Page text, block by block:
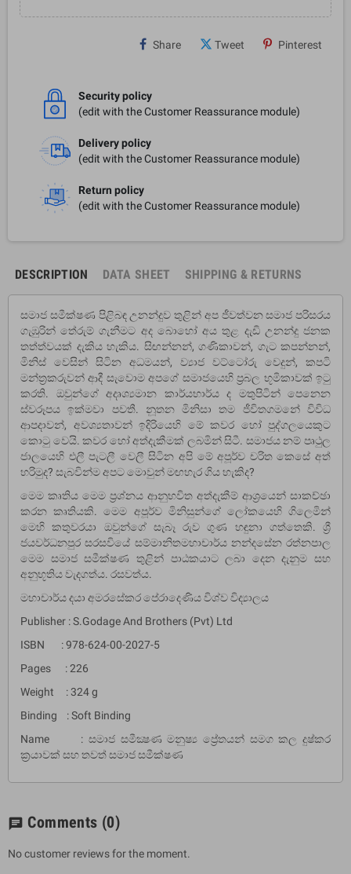
Share Tweet Pinterest
Security policy
(edit with the Customer Reassurance module)
Delivery policy
(edit with the Customer Reassurance module)
Return policy
(edit with the Customer Reassurance module)
DESCRIPTION DATA SHEET SHIPPING & RETURNS
සමාජ සමීක්ෂණ පිළිබඳ උනන්දුව තුළින් අප ජීවත්වන සමාජ පරිසරය
ගැඹුරින් තේරුම් ගැනීමට අද බොහෝ අය තුළ දැඩි උනන්දු ජනක
තත්ත්වයක් දැකිය හැකිය. සිඟන්නන්, ගණිකාවන්, ගැට කපන්නන්,
මිනිස් වෙසින් සිටින අධමයන්, ව්‍යාජ වට්ටෝරු වෙදුන්, කපටි
මන්ත්‍රකරුවන් ආදී සැවොම අපගේ සමාජයෙහි ප්‍රබල භූමිකාවක් ඉටු
කරති. ඔවුන්ගේ අදෘශ්‍යමාන කාර්යභාර්ය ද මතුපිටින් පෙනෙන
ස්වරූපය ඉක්මවා පවතී. නූතන මිනිසා තම ජීවිතගමනේ විවිධ
ආපදාවන්, අවශ්‍යතාවන් ඉදිරියෙහි මේ කවර හෝ පුද්ගලයෙකුට
කොටු වෙයි. කවර හෝ අත්දැකීමක් ලබමින් සිටී. සමාජය නම් පෘථුල
ජාලයෙහි එලී පැටලී වෙලී සිටින අපි මේ අපූර්ව චරිත කෙසේ අත්
හරිමුද? සැබවින්ම අපට මොවුන් මඟහැර ගිය හැකිද?
මෙම කෘතිය මෙම ප්‍රශ්නය ආනුභවිත අත්දැකීම් ආශ්‍රයෙන් සාකච්ඡා
කරන කෘතියකි. මෙම අපූර්ව මිනිසුන්ගේ ලෝකයෙහි ගිලෙමින්
මෙහි කතුවරයා ඔවුන්ගේ සැබෑ රුව ගුණ හඳුනා ගත්තෙකි. ශ්‍රී
ජයවර්ධනපුර සරසවියේ සම්මානිතමහාචාර්ය නන්දසේන රත්නපාල
මෙම සමාජ සමීක්ෂණ තුළින් පාඨකයාට ලබා දෙන දැනුම සහ
අනුභූතිය වැදගත්ය. රසවත්ය.
මහාචාර්ය දයා අමරසේකර පේරාදෙණිය විශ්ව විද්‍යාලය
Publisher : S.Godage And Brothers (Pvt) Ltd
ISBN : 978-624-00-2027-5
Pages : 226
Weight : 324 g
Binding : Soft Binding
Name : සමාජ සමීක්‍ෂණ මනුෂ්‍ය ප්‍රේතයන් සමග කල දුෂ්කර
ක්‍රයාවක් සහ තවත් සමාජ සමීක්ෂණ
chat Comments (0)
No customer reviews for the moment.